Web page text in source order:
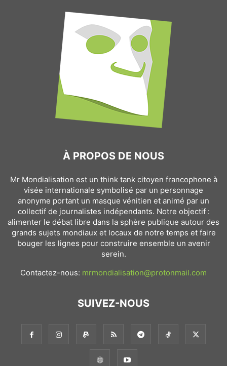
À PROPOS DE NOUS
Mr Mondialisation est un think tank citoyen francophone à
visée internationale symbolisé par un personnage
anonyme portant un masque vénitien et animé par un
collectif de journalistes indépendants. Notre objectif :
alimenter le débat libre dans la sphère publique autour des
grands sujets mondiaux et locaux de notre temps et faire
bouger les lignes pour construire ensemble un avenir
serein.
Contactez-nous: mrmondialisation@protonmail.com
SUIVEZ-NOUS